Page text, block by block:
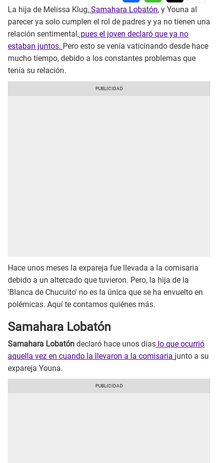
La hija de Melissa Klug, Samahara Lobatón, y Youna al
parecer ya solo cumplen el rol de padres y ya no tienen una
relación sentimental, pues el joven declaró que ya no
estaban juntos. Pero esto se venía vaticinando desde hace
mucho tiempo, debido a los constantes problemas que
tenía su relación.
Hace unos meses la expareja fue llevada a la comisaria
debido a un altercado que tuvieron. Pero, la hija de la
'Blanca de Chucuito' no es la única que se ha envuelto en
polémicas. Aquí te contamos quiénes más.
Samahara Lobatón
Samahara Lobatón declaró hace unos días lo que ocurrió
aquella vez en cuando la llevaron a la comisaria junto a su
expareja Youna.